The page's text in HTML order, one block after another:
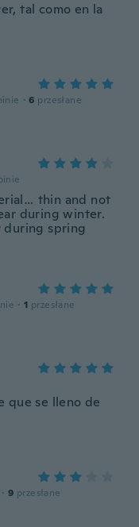
tal como en la
· 6 przesłane
thin and not
during winter.
during spring
· 1 przesłane
que se lleno de
· 9 przesłane